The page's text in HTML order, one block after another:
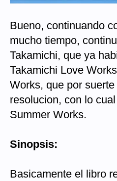
Bueno, continuando
mucho tiempo,
Takamichi, que ya
Takamichi Love
Works, que por
resolucion, con lo
Summer Works.
Sinopsis:
Basicamente el libro